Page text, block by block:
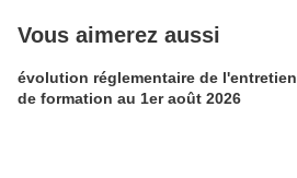
Vous aimerez aussi
évolution réglementaire de l'entretien
de formation au 1er août 2026